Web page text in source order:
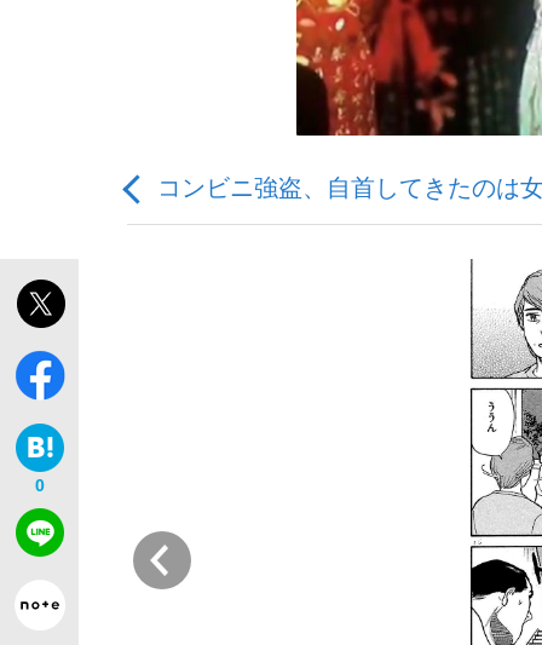
「90%は失敗する。でも…」本田圭佑が初
「敗因分析は一切聞かれなかった」侍ジャ
「目標達成できなかったからと言って…」
終戦から81年
観る将棋、読む将棋
コンビニ強盗、自首してきたのは
0